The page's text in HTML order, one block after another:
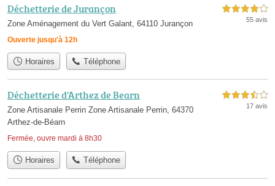
Déchetterie de Jurançon
Zone Aménagement du Vert Galant, 64110 Jurançon
Ouverte jusqu'à 12h
4,0 étoiles sur 5
55 avis
Horaires Téléphone
Déchetterie d'Arthez de Bearn
Zone Artisanale Perrin Zone Artisanale Perrin, 64370
Arthez-de-Béarn
Fermée, ouvre mardi à 8h30
3,5 étoiles sur 5
17 avis
Horaires Téléphone